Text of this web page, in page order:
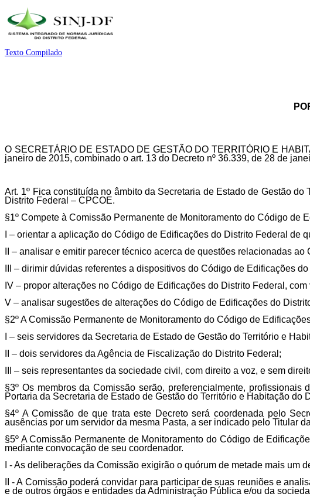
Texto Compilado
O SECRETÁRIO DE ESTADO DE GESTÃO DO TERRITÓRIO E
janeiro de 2015, combinado o art. 13 do Decreto nº 36.339, de 28 de
Art. 1º Fica constituída no âmbito da Secretaria de Estado de Gestão
Distrito Federal – CPCOE.
§1º Compete à Comissão Permanente de Monitoramento do Código de
I – orientar a aplicação do Código de Edificações do Distrito Federal de
II – analisar e emitir parecer técnico acerca de questões relacionadas
III – dirimir dúvidas referentes a dispositivos do Código de Edificações
IV – propor alterações no Código de Edificações do Distrito Federal,
V – analisar sugestões de alterações do Código de Edificações do
§2º A Comissão Permanente de Monitoramento do Código de
I – seis servidores da Secretaria de Estado de Gestão do Território e
II – dois servidores da Agência de Fiscalização do Distrito Federal;
III – seis representantes da sociedade civil, com direito a voz, e sem
§3º Os membros da Comissão serão, preferencialmente,
Portaria da Secretaria de Estado de Gestão do Território e Habitação do
§4º A Comissão de que trata este Decreto será coordenada pelo
ausências por um servidor da mesma Pasta, a ser indicado pelo Titular
§5º A Comissão Permanente de Monitoramento do Código de
mediante convocação de seu coordenador.
I - As deliberações da Comissão exigirão o quórum de metade mais um
II - A Comissão poderá convidar para participar de suas reuniões e
e de outros órgãos e entidades da Administração Pública e/ou da